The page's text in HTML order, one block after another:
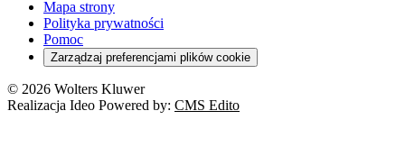
Mapa strony
Polityka prywatności
Pomoc
Zarządzaj preferencjami plików cookie
© 2026 Wolters Kluwer
Realizacja Ideo Powered by: CMS Edito